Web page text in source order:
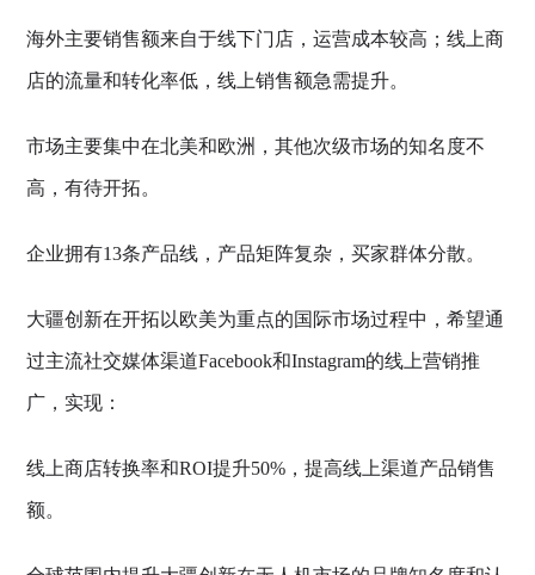
海外主要销售额来自于线下门店，运营成本较高；线上商
店的流量和转化率低，线上销售额急需提升。
市场主要集中在北美和欧洲，其他次级市场的知名度不
高，有待开拓。
企业拥有13条产品线，产品矩阵复杂，买家群体分散。
大疆创新在开拓以欧美为重点的国际市场过程中，希望通
过主流社交媒体渠道Facebook和Instagram的线上营销推
广，实现：
线上商店转换率和ROI提升50%，提高线上渠道产品销售
额。